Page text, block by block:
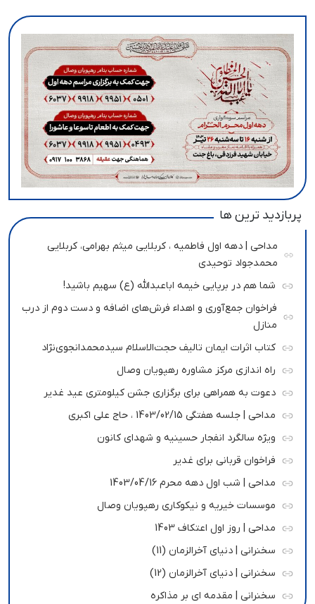
پربازدید ترین ها
مداحی | دهه اول فاطمیه ، کربلایی میثم بهرامی، کربلایی
محمدجواد توحیدی
شما هم در برپایی خیمه اباعبدالله (ع) سهیم باشید!
فراخوان جمع‌آوری و اهداء فرش‌های اضافه و دست دوم از درب
منازل
کتاب اثرات ایمان تالیف حجت‌الاسلام سیدمحمدانجوی‌نژاد
راه اندازی مرکز مشاوره رهپویان وصال
دعوت به همراهی برای برگزاری جشن کیلومتری عید غدیر
مداحی | جلسه هفتگی 1403/02/15 ، حاج علی اکبری
ویژه سالگرد انفجار حسینیه و شهدای کانون
فراخوان قربانی برای غدیر
مداحی | شب اول دهه محرم 1403/04/16
موسسات خیریه و نیکوکاری رهپویان وصال
مداحی | روز اول اعتکاف 1403
سخنرانی | دنیای آخرالزمان (11)
سخنرانی | دنیای آخرالزمان (12)
سخنرانی | مقدمه ای بر مذاکره